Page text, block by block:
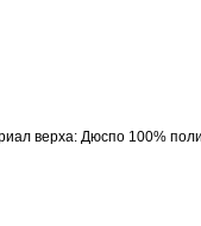
верха: Дюспо 100%